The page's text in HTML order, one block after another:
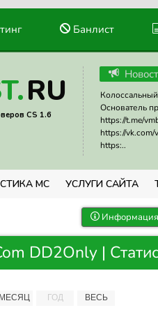
Банлист
RU
CS 1.6
Основатель
https://t.me/
https://vk.com/
https:..
МС УСЛУГИ САЙТА
DD2Only |
МЕСЯЦ ГОД ВЕСЬ